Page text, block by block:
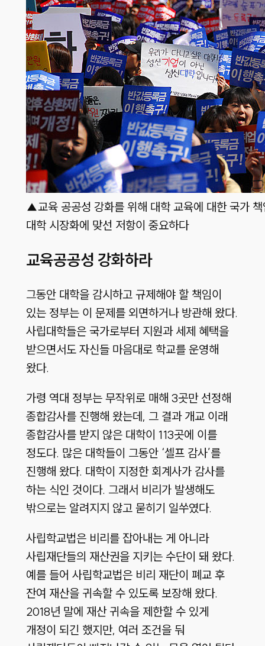
▲교육 공공성 강화를 위해 대학 교육에 대한 국가
대학 시장화에 맞선 저항이 중요하다
교육공공성 강화하라
그동안 대학을 감시하고 규제해야 할 책임이
있는 정부는 이 문제를 외면하거나 방관해 왔다.
사립대학들은 국가로부터 지원과 세제 혜택을
받으면서도 자신들 마음대로 학교를 운영해
왔다.
가령 역대 정부는 무작위로 매해 3곳만 선정해
종합감사를 진행해 왔는데, 그 결과 개교 이래
종합감사를 받지 않은 대학이 113곳에 이를
정도다. 많은 대학들이 그동안 ‘셀프 감사’를
진행해 왔다. 대학이 지정한 회계사가 감사를
하는 식인 것이다. 그래서 비리가 발생해도
밖으로는 알려지지 않고 묻히기 일쑤였다.
사립학교법은 비리를 잡아내는 게 아니라
사립재단들의 재산권을 지키는 수단이 돼 왔다.
예를 들어 사립학교법은 비리 재단이 폐교 후
잔여 재산을 귀속할 수 있도록 보장해 왔다.
2018년 말에 재산 귀속을 제한할 수 있게
개정이 되긴 했지만, 여러 조건을 둬